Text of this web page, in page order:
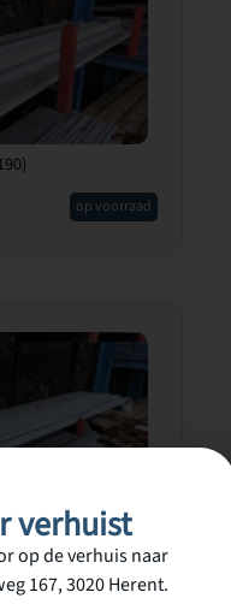
op voorraad
x 3 x 200 2mm⌀)
op voorraad
verhuist
op de verhuis naar
167, 3020 Herent.